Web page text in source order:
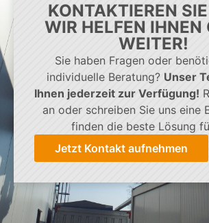
KONTAKTIEREN
WIR HELFEN IHNEN
WEITER!
Sie haben Fragen oder
individuelle Beratung? Unser
Ihnen jederzeit zur Verfügung!
an oder schreiben Sie uns eine
finden die beste Lösung
Jetzt Kontakt aufnehmen